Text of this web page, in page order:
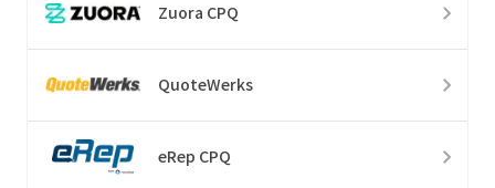
Zuora CPQ
QuoteWerks
eRep CPQ